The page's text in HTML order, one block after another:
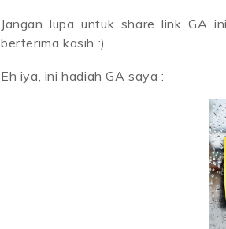
Jangan lupa untuk share link GA
berterima kasih :)
Eh iya, ini hadiah GA saya :